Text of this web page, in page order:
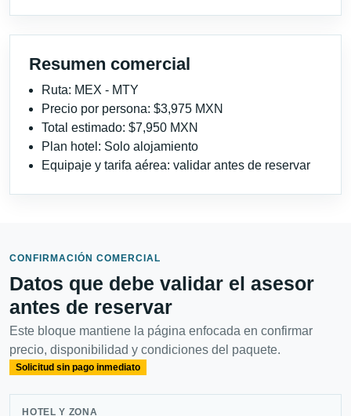
Resumen comercial
Ruta: MEX - MTY
Precio por persona: $3,975 MXN
Total estimado: $7,950 MXN
Plan hotel: Solo alojamiento
Equipaje y tarifa aérea: validar antes de reservar
CONFIRMACIÓN COMERCIAL
Datos que debe validar el asesor
antes de reservar
Este bloque mantiene la página enfocada en confirmar
precio, disponibilidad y condiciones del paquete.
Solicitud sin pago inmediato
HOTEL Y ZONA